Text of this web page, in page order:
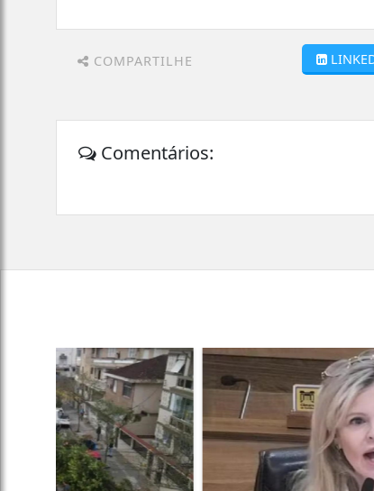
COMPARTILHE
Comentários: